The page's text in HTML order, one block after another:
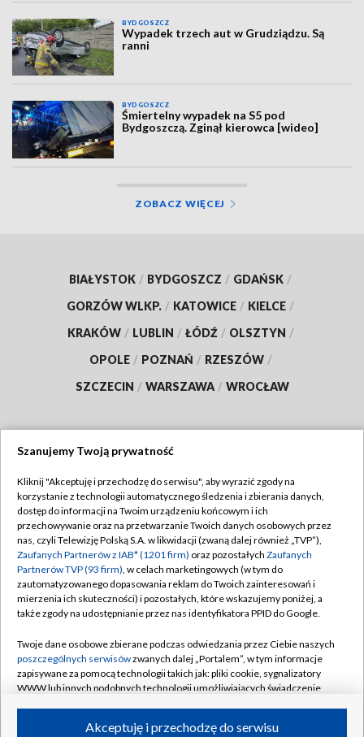
BYDGOSZCZ
Wypadek trzech aut w Grudziądzu. Są
ranni
BYDGOSZCZ
Śmiertelny wypadek na S5 pod
Bydgoszczą. Zginął kierowca [wideo]
ZOBACZ WIĘCEJ
BIAŁYSTOK / BYDGOSZCZ / GDAŃSK /
GORZÓW WLKP. / KATOWICE / KIELCE /
KRAKÓW / LUBLIN / ŁÓDŹ / OLSZTYN /
OPOLE / POZNAŃ / RZESZÓW /
SZCZECIN / WARSZAWA / WROCŁAW
TVP
Abonament TVP
Emisja w TVP
Centrum informacji TVP
Naziemna Telewizja Cyfrowa
Rada Programowa
System NOS
Informacje o nadawcy
Regulamin TVP
Polityka prywatności
Moje zgody
Pomoc
Kontakt
Kanały
Szanujemy Twoją prywatność
Kliknij "Akceptuję i przechodzę do serwisu", aby wyrazić zgody na
korzystanie z technologii automatycznego śledzenia i zbierania danych,
dostęp do informacji na Twoim urządzeniu końcowym i ich
przechowywanie oraz na przetwarzanie Twoich danych osobowych przez
nas, czyli Telewizję Polską S.A. w likwidacji (zwaną dalej również „TVP”),
Zaufanych Partnerów z IAB* (1201 firm) oraz pozostałych Zaufanych
Partnerów TVP (93 firm), w celach marketingowych (w tym do
zautomatyzowanego dopasowania reklam do Twoich zainteresowań i
mierzenia ich skuteczności) i pozostałych, które wskazujemy poniżej, a
także zgody na udostępnianie przez nas identyfikatora PPID do Google.
Twoje dane osobowe zbierane podczas odwiedzania przez Ciebie naszych
poszczególnych serwisówzwanych dalej „Portalem”, w tym informacje
zapisywane za pomocą technologii takich jak: pliki cookie, sygnalizatory
WWW lub innych podobnych technologii umożliwiających świadczenie
ruchu w Internecie.Akceptuję i przechodzę do serwisu